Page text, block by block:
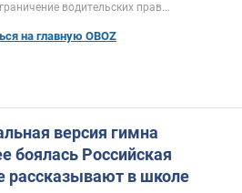
водительских прав...
на главную OBOZ
версия гимна
боялась Российская
рассказывают в школе